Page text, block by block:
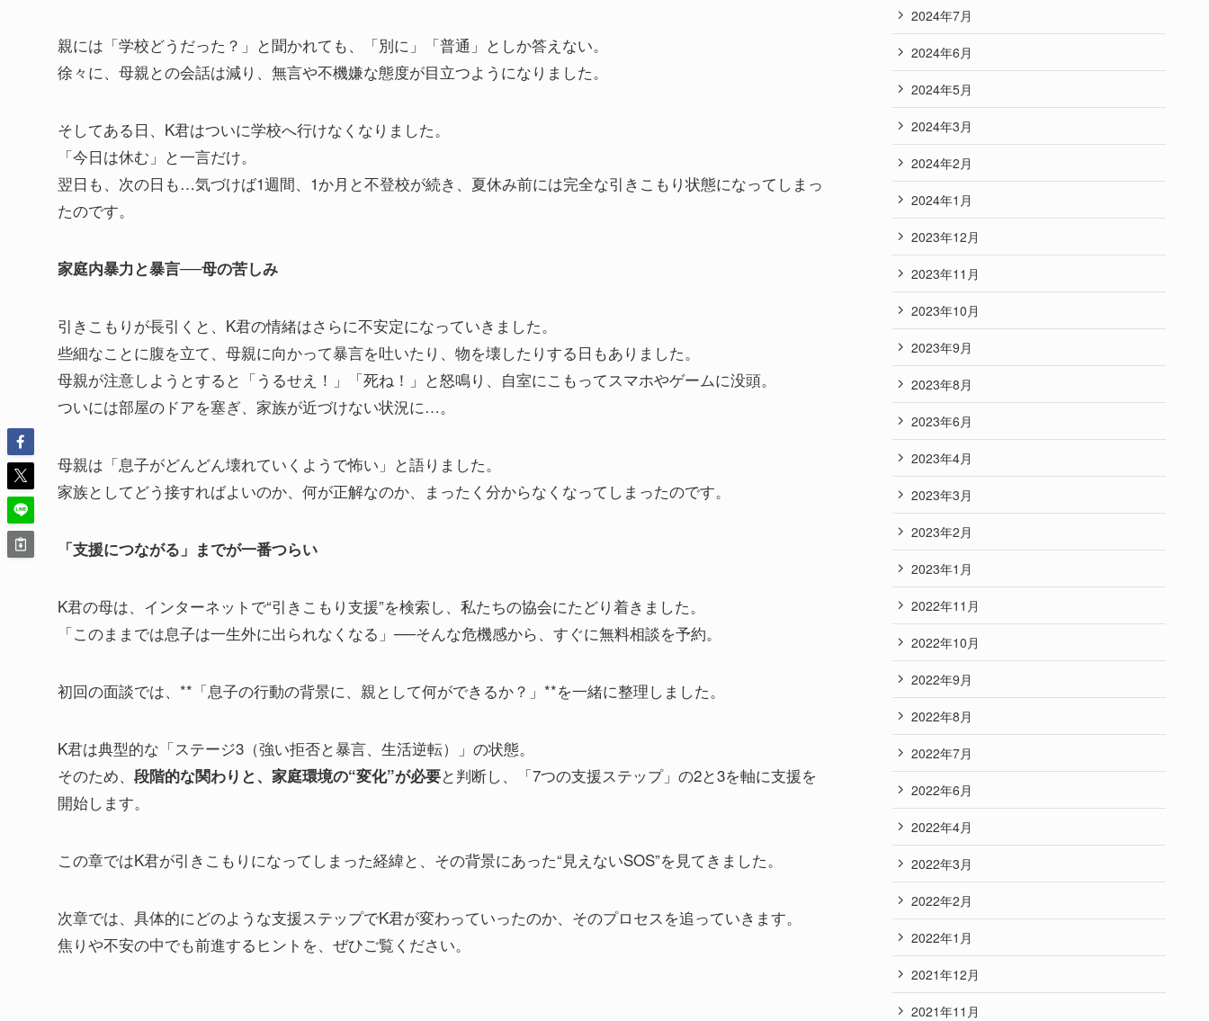
親には「学校どうだった？」と聞かれても、「別に」「普通」としか答えない。
徐々に、母親との会話は減り、無言や不機嫌な態度が目立つようになりました。
そしてある日、K君はついに学校へ行けなくなりました。
「今日は休む」と一言だけ。
翌日も、次の日も…気づけば1週間、1か月と不登校が続き、夏休み前には完全な引きこもり状態になってしまっ
たのです。
家庭内暴力と暴言──母の苦しみ
引きこもりが長引くと、K君の情緒はさらに不安定になっていきました。
些細なことに腹を立て、母親に向かって暴言を吐いたり、物を壊したりする日もありました。
母親が注意しようとすると「うるせえ！」「死ね！」と怒鳴り、自室にこもってスマホやゲームに没頭。
ついには部屋のドアを塞ぎ、家族が近づけない状況に…。
母親は「息子がどんどん壊れていくようで怖い」と語りました。
家族としてどう接すればよいのか、何が正解なのか、まったく分からなくなってしまったのです。
「支援につながる」までが一番つらい
K君の母は、インターネットで“引きこもり支援”を検索し、私たちの協会にたどり着きました。
「このままでは息子は一生外に出られなくなる」──そんな危機感から、すぐに無料相談を予約。
初回の面談では、**「息子の行動の背景に、親として何ができるか？」**を一緒に整理しました。
K君は典型的な「ステージ3（強い拒否と暴言、生活逆転）」の状態。
そのため、 段階的な関わりと、家庭環境の“変化”が必要と判断し、「7つの支援ステップ」の2と3を軸に支援を
開始します。
この章ではK君が引きこもりになってしまった経緯と、その背景にあった“見えないSOS”を見てきました。
次章では、具体的にどのような支援ステップでK君が変わっていったのか、そのプロセスを追っていきます。
焦りや不安の中でも前進するヒントを、ぜひご覧ください。
2024年7月
2024年6月
2024年5月
2024年3月
2024年2月
2024年1月
2023年12月
2023年11月
2023年10月
2023年9月
2023年8月
2023年6月
2023年4月
2023年3月
2023年2月
2023年1月
2022年11月
2022年10月
2022年9月
2022年8月
2022年7月
2022年6月
2022年4月
2022年3月
2022年2月
2022年1月
2021年12月
2021年11月